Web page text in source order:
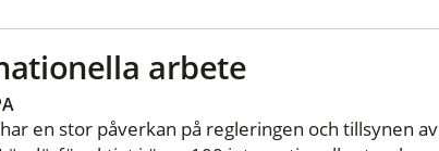
arbete
en stor påverkan på regleringen och tillsynen av